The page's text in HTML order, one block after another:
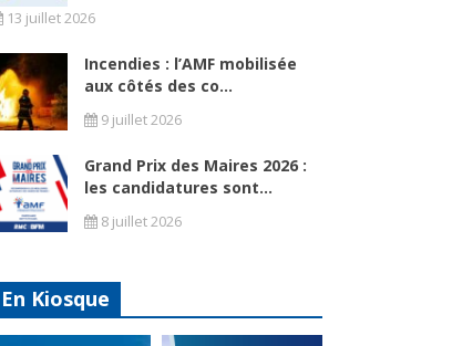
13 juillet 2026
Incendies : l’AMF mobilisée
aux côtés des co...
9 juillet 2026
Grand Prix des Maires 2026 :
les candidatures sont...
8 juillet 2026
En Kiosque